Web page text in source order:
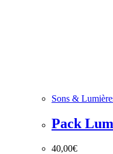
Sons &
Pack
40,00€